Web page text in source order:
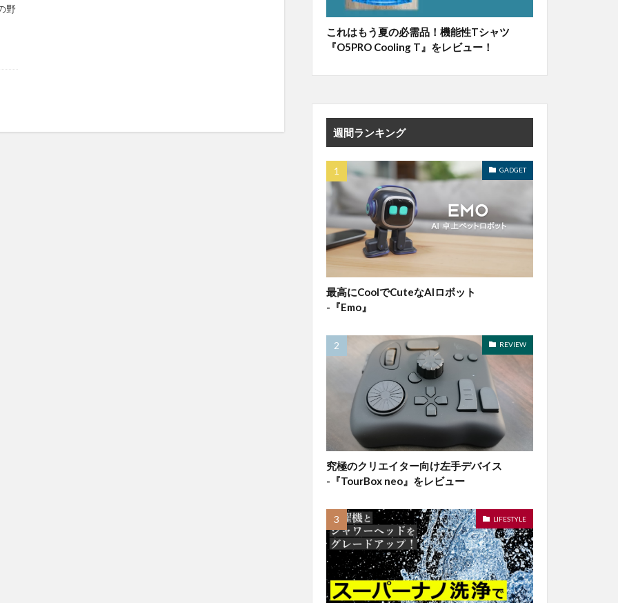
野
これはもう夏の必需品！機能性Tシャツ
『O5PRO Cooling T』をレビュー！
週間ランキング
GADGET
最高にCoolでCuteなAIロボット
-『Emo』
REVIEW
究極のクリエイター向け左手デバイス
-『TourBox neo』をレビュー
LIFESTYLE